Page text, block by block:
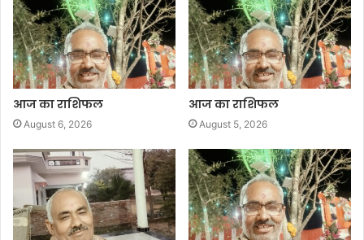
आज का राशिफल
August 6, 2026
आज का राशिफल
August 5, 2026